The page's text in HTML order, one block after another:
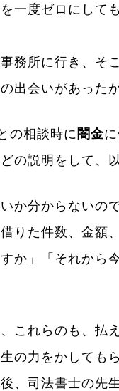
一度ゼロにして
務所に行き、そ
出会いがあった
の相談時に 闇金
の説明をして、
か分からないの
りた件数、金額
か」「それから
これらのも、払
の力をかしても
、司法書士の先